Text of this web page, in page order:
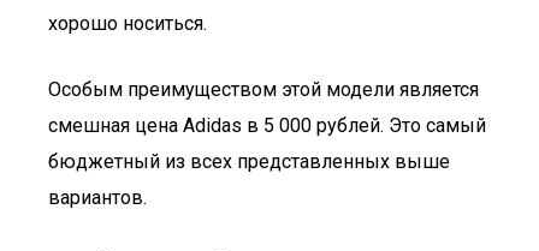
хорошо носиться.
Особым преимуществом этой модели является
смешная цена Adidas в 5 000 рублей. Это самый
бюджетный из всех представленных выше
вариантов.